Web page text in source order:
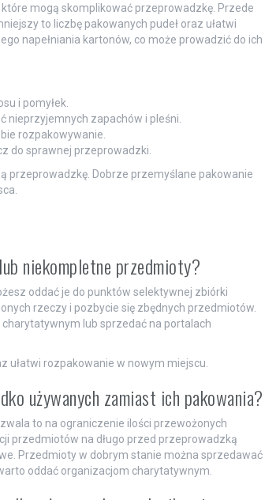
które mogą skomplikować przeprowadzkę. Przede
to liczbę pakowanych pudeł oraz ułatwi
napełniania kartonów, co może prowadzić do ich
i pomyłek.
nieprzyjemnych zapachów i pleśni.
rozpakowywanie.
do sprawnej przeprowadzki.
przeprowadzkę. Dobrze przemyślane pakowanie
niekompletne przedmioty?
oddać je do punktów selektywnej zbiórki
rzeczy i pozbycie się zbędnych przedmiotów.
lub sprzedać na portalach
ułatwi rozpakowanie w nowym miejscu.
używanych zamiast ich pakowania?
to na ograniczenie ilości przewożonych
przedmiotów na długo przed przeprowadzką
Przedmioty w dobrym stanie można sprzedawać
oddać organizacjom charytatywnym.